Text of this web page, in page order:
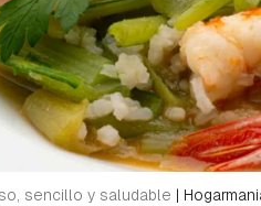
sencillo y saludable |